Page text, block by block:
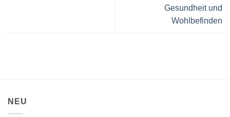
Gesundheit und
Wohlbefinden
NEU